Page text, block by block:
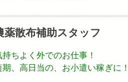
薬散布補助スタッフ
持ちよく外でのお仕事！
期、高日当の、お小遣い稼ぎに